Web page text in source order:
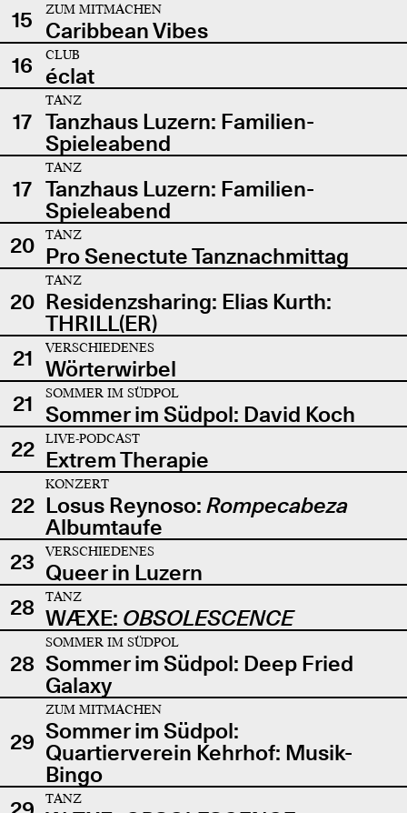
15
ZUM MITMACHEN
Caribbean Vibes
16
CLUB
éclat
17
TANZ
Tanzhaus Luzern: Familien-
Spieleabend
17
TANZ
Tanzhaus Luzern: Familien-
Spieleabend
20
TANZ
Pro Senectute Tanznachmittag
20
TANZ
Residenzsharing: Elias Kurth:
THRILL(ER)
21
VERSCHIEDENES
Wörterwirbel
21
SOMMER IM SÜDPOL
Sommer im Südpol: David Koch
22
LIVE-PODCAST
Extrem Therapie
22
KONZERT
Losus Reynoso: Rompecabeza
Albumtaufe
23
VERSCHIEDENES
Queer in Luzern
28
TANZ
WÆXE: OBSOLESCENCE
28
SOMMER IM SÜDPOL
Sommer im Südpol: Deep Fried
Galaxy
29
ZUM MITMACHEN
Sommer im Südpol:
Quartierverein Kehrhof: Musik-
Bingo
TANZ